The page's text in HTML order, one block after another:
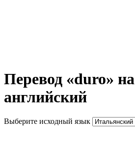
Перевод «duro» на
английский
Выберите исходный язык